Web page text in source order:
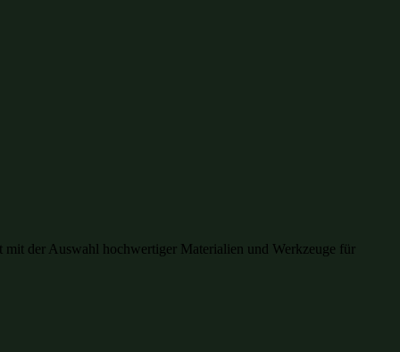
der Auswahl hochwertiger Materialien und Werkzeuge für